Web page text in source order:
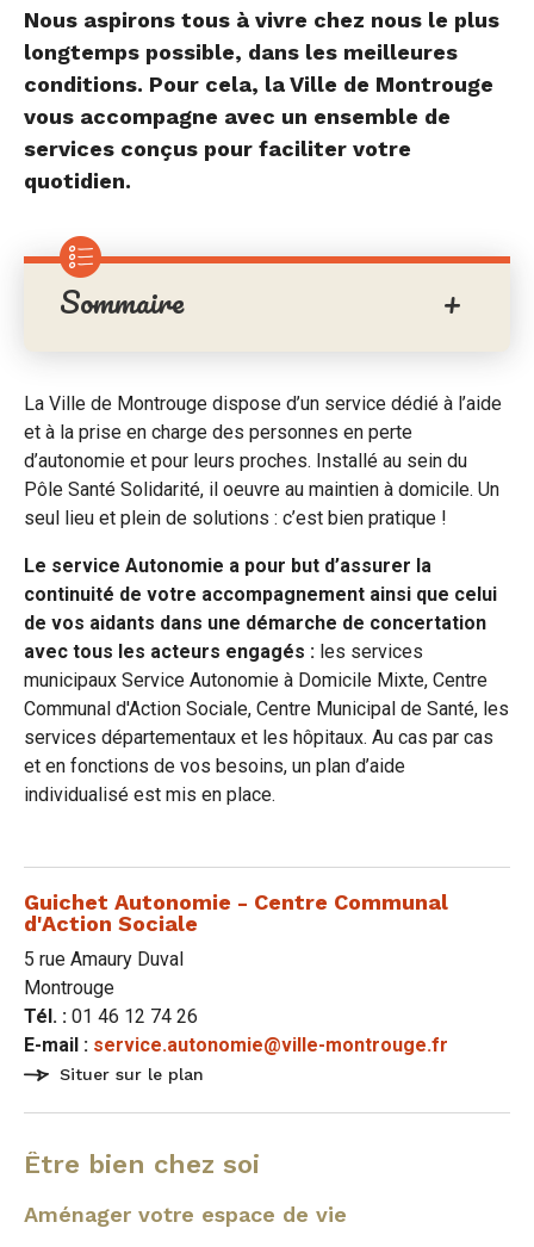
cette
page
Facebook
cette
page
Twitter
cette
page
par
e-
Nous aspirons tous à vivre chez nous le plus
longtemps possible, dans les meilleures
conditions. Pour cela, la Ville de Montrouge
vous accompagne avec un ensemble de
services conçus pour faciliter votre
quotidien.
Sommaire
La Ville de Montrouge dispose d’un service dédié à l’aide
et à la prise en charge des personnes en perte
d’autonomie et pour leurs proches. Installé au sein du
Pôle Santé Solidarité, il oeuvre au maintien à domicile. Un
seul lieu et plein de solutions : c’est bien pratique !
Le service Autonomie a pour but d’assurer la
continuité de votre accompagnement ainsi que celui
de vos aidants dans une démarche de concertation
avec tous les acteurs engagés : les services
municipaux Service Autonomie à Domicile Mixte, Centre
Communal d'Action Sociale, Centre Municipal de Santé, les
services départementaux et les hôpitaux. Au cas par cas
et en fonctions de vos besoins, un plan d’aide
individualisé est mis en place.
Guichet Autonomie - Centre Communal
d'Action Sociale
5 rue Amaury Duval
Montrouge
Tél. : 01 46 12 74 26
E-mail : service.autonomie@ville-montrouge.fr
Situer sur le plan
Être bien chez soi
Aménager votre espace de vie